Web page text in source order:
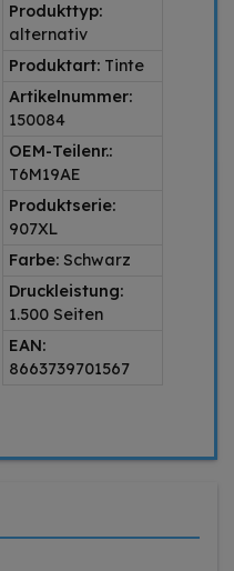
Produkttyp:
alternativ
Produktart: Tinte
Artikelnummer:
150084
OEM-Teilenr.:
T6M19AE
Produktserie:
907XL
Farbe: Schwarz
Druckleistung:
1.500 Seiten
EAN:
8663739701567